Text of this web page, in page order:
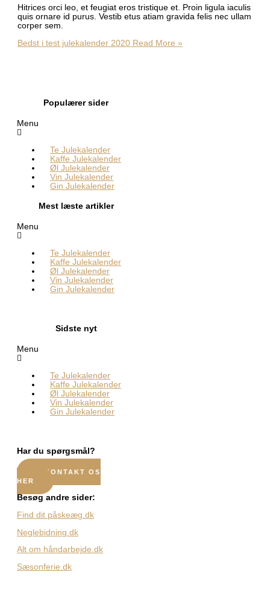
Hitrices orci leo, et feugiat eros tristique et. Proin ligula iaculis
quis ornare id purus. Vestib etus atiam gravida felis nec ullam
corper sem.
Bedst i test julekalender 2020 Read More »
Populærer sider
Menu
Te Julekalender
Kaffe Julekalender
Øl Julekalender
Vin Julekalender
Gin Julekalender
Mest læste artikler
Menu
Te Julekalender
Kaffe Julekalender
Øl Julekalender
Vin Julekalender
Gin Julekalender
Sidste nyt
Menu
Te Julekalender
Kaffe Julekalender
Øl Julekalender
Vin Julekalender
Gin Julekalender
Har du spørgsmål?
KONTAKT OS
HER
Besøg andre sider:
Find dit påskeæg.dk
Neglebidning.dk
Alt om håndarbejde.dk
Sæsonferie.dk